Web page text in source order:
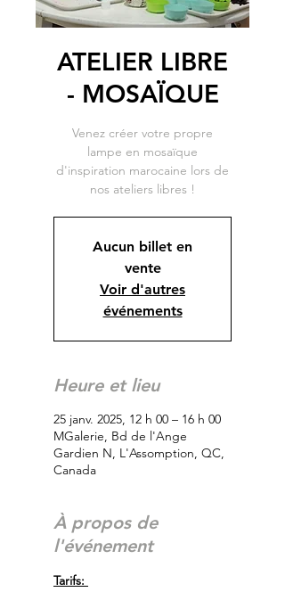
ATELIER LIBRE
- MOSAÏQUE
Venez créer votre propre
lampe en mosaïque
d'inspiration marocaine lors de
nos ateliers libres !
Aucun billet en
vente
Voir d'autres
événements
Heure et lieu
25 janv. 2025, 12 h 00 – 16 h 00
MGalerie, Bd de l'Ange
Gardien N, L'Assomption, QC,
Canada
À propos de
l'événement
Tarifs: